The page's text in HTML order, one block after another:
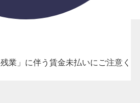
業」に伴う賃金未払いにご注意く